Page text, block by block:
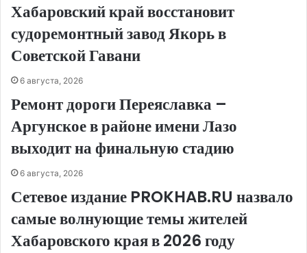
Хабаровский край восстановит
судоремонтный завод Якорь в
Советской Гавани
6 августа, 2026
Ремонт дороги Переяславка –
Аргунское в районе имени Лазо
выходит на финальную стадию
6 августа, 2026
Сетевое издание PROKHAB.RU назвало
самые волнующие темы жителей
Хабаровского края в 2026 году